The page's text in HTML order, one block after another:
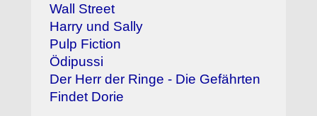
Wall Street
Harry und Sally
Pulp Fiction
Ödipussi
Der Herr der Ringe - Die Gefährten
Findet Dorie